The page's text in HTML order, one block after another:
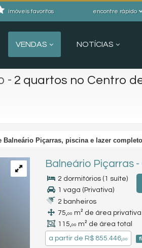
encontre rápido
imóveis favoritos
VENDAS NOTÍCIAS
- 2 quartos no Centro
Balneário Piçarras, piscina e lazer completo
Balneário Piçarras -
2 dormitórios (1 suíte)
1 vaga (Privativa)
2 banheiros
75,00 m² de área privativa
115,00 m² de área total
a partir de R$ 855.446,00